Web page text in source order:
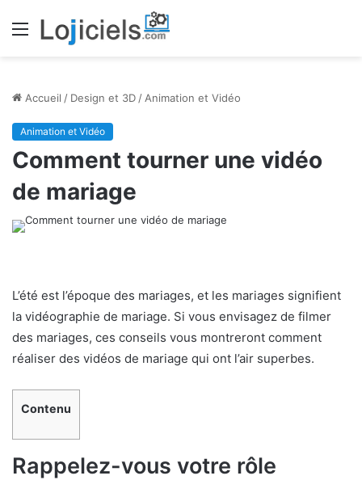
Menu
Accueil / Design et 3D / Animation et Vidéo
Animation et Vidéo
Comment tourner une vidéo
de mariage
L’été est l’époque des mariages, et les mariages signifient
la vidéographie de mariage. Si vous envisagez de filmer
des mariages, ces conseils vous montreront comment
réaliser des vidéos de mariage qui ont l’air superbes.
Contenu
Rappelez-vous votre rôle